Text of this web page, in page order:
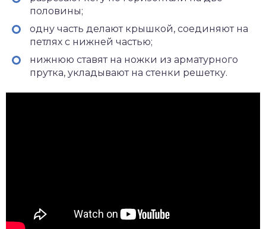
половины;
одну часть делают крышкой, соединяют на
петлях с нижней частью;
нижнюю ставят на ножки из арматурного
прутка, укладывают на стенки решетку.